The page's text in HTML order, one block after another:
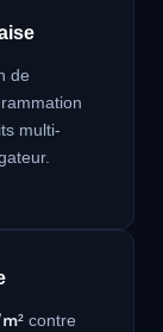
de
multi-
contre